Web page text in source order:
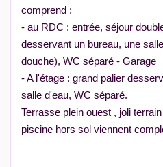
comprend :
- au RDC : entrée, séjour
desservant un bureau, une
douche), WC séparé - Garage
- A l'étage : grand palier
salle d'eau, WC séparé.
Terrasse plein ouest , joli
piscine hors sol viennent